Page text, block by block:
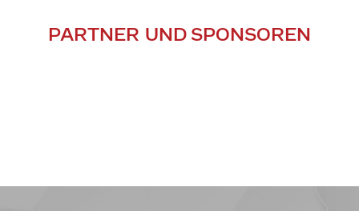
PARTNER UND SPONSOREN